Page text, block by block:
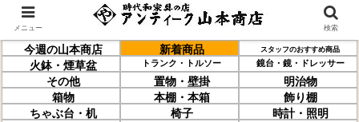
今週の山本商店 新着商品 スタッフのおすすめ商品
火鉢・煙草盆 トランク・トルソー 鏡台・鏡・ドレッサー
その他 置物・壁掛
明治物
箱物
本棚・本箱
飾り棚
ちゃぶ台・机
椅子 時計・照明
メニュー 検索